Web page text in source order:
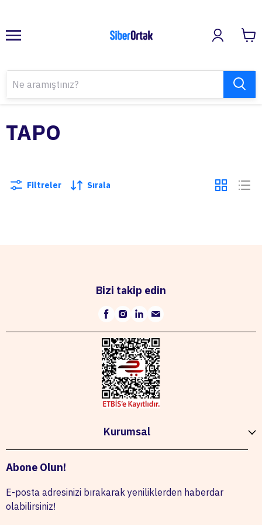
TAPO
Filtreler Sırala
Bizi takip edin
Kurumsal
Abone Olun!
E-posta adresinizi bırakarak yeniliklerden haberdar
olabilirsiniz!